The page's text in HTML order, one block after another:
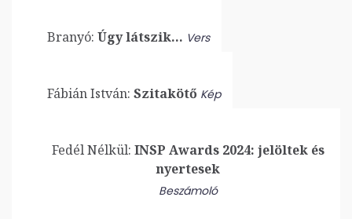
Branyó: Úgy látszik… Vers
Fábián István: Szitakötő Kép
Fedél Nélkül: INSP Awards 2024: jelöltek és
nyertesek
Beszámoló